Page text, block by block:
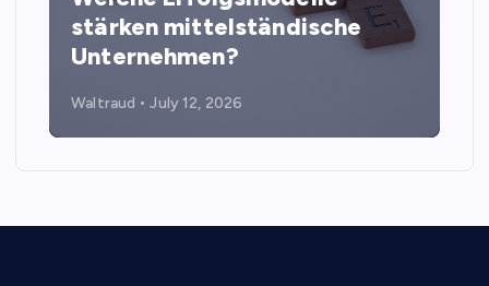
stärken mittelständische
Unternehmen?
Waltraud July 12, 2026